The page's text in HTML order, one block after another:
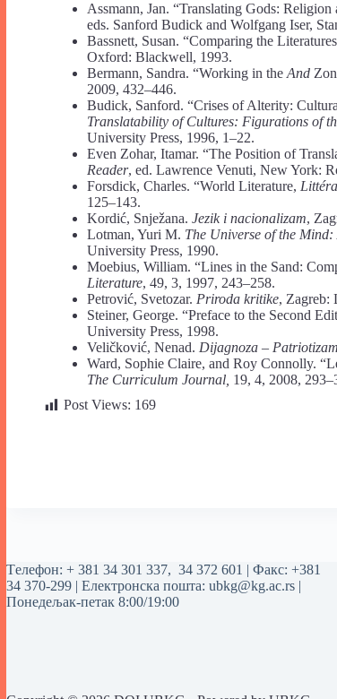
Assmann, Jan. “Translating Gods:
eds. Sanford Budick and Wolfgang Iser,
Bassnett, Susan. “Comparing the
Oxford: Blackwell, 1993.
Bermann, Sandra. “Working in the And
2009, 432–446.
Budick, Sanford. “Crises of Alterity:
Translatability of Cultures: Figurations of
University Press, 1996, 1–22.
Even Zohar, Itamar. “The Position of
Reader, ed. Lawrence Venuti, New York:
Forsdick, Charles. “World Literature,
125–143.
Kordić, Snježana. Jezik i nacionalizam,
Lotman, Yuri M. The Universe of the
University Press, 1990.
Moebius, William. “Lines in the Sand:
Literature, 49, 3, 1997, 243–258.
Petrović, Svetozar. Priroda kritike, Zagreb:
Steiner, George. “Preface to the Second
University Press, 1998.
Veličković, Nenad. Dijagnoza – Patriotizam
Ward, Sophie Claire, and Roy Connolly.
The Curriculum Journal, 19, 4, 2008,
Post Views: 169
Tелефон: + 381 34 301 337, 34 372 601 | Факс: +381
34 370-299 | Електронска пошта: ubkg@kg.ac.rs |
Понедељак-петак 8:00/19:00